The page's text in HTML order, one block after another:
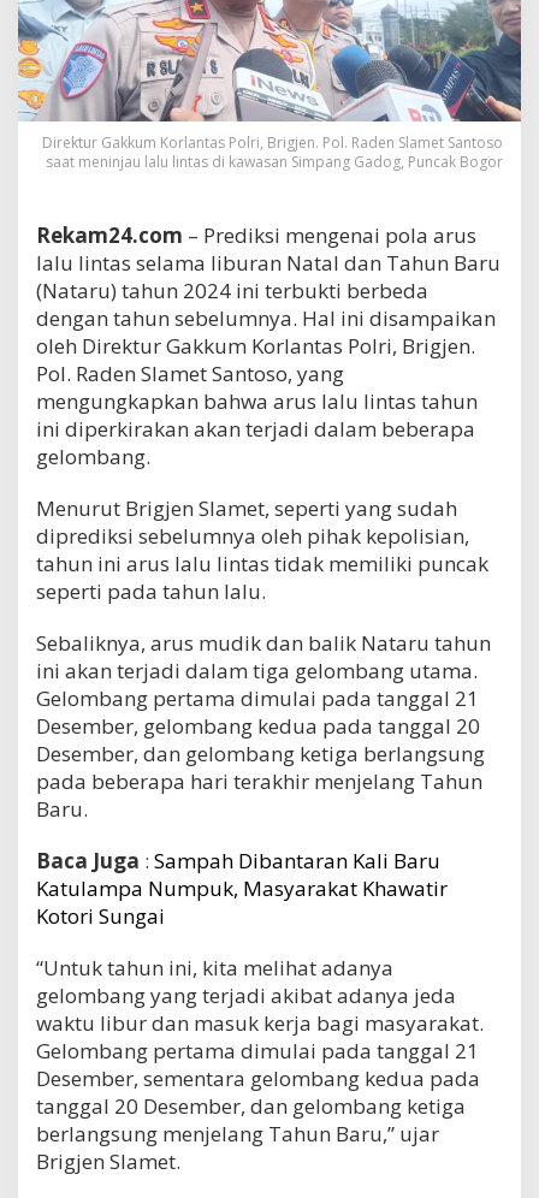
Direktur Gakkum Korlantas Polri, Brigjen. Pol. Raden Slamet Santoso
saat meninjau lalu lintas di kawasan Simpang Gadog, Puncak Bogor
Rekam24.com – Prediksi mengenai pola arus
lalu lintas selama liburan Natal dan Tahun Baru
(Nataru) tahun 2024 ini terbukti berbeda
dengan tahun sebelumnya. Hal ini disampaikan
oleh Direktur Gakkum Korlantas Polri, Brigjen.
Pol. Raden Slamet Santoso, yang
mengungkapkan bahwa arus lalu lintas tahun
ini diperkirakan akan terjadi dalam beberapa
gelombang.
Menurut Brigjen Slamet, seperti yang sudah
diprediksi sebelumnya oleh pihak kepolisian,
tahun ini arus lalu lintas tidak memiliki puncak
seperti pada tahun lalu.
Sebaliknya, arus mudik dan balik Nataru tahun
ini akan terjadi dalam tiga gelombang utama.
Gelombang pertama dimulai pada tanggal 21
Desember, gelombang kedua pada tanggal 20
Desember, dan gelombang ketiga berlangsung
pada beberapa hari terakhir menjelang Tahun
Baru.
Baca Juga : Sampah Dibantaran Kali Baru
Katulampa Numpuk, Masyarakat Khawatir
Kotori Sungai
“Untuk tahun ini, kita melihat adanya
gelombang yang terjadi akibat adanya jeda
waktu libur dan masuk kerja bagi masyarakat.
Gelombang pertama dimulai pada tanggal 21
Desember, sementara gelombang kedua pada
tanggal 20 Desember, dan gelombang ketiga
berlangsung menjelang Tahun Baru,” ujar
Brigjen Slamet.